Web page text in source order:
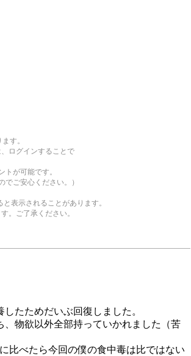
す。
ログインすることで
が可能です。
ご安心ください。）
表示されることがあります。
。ご了承ください。